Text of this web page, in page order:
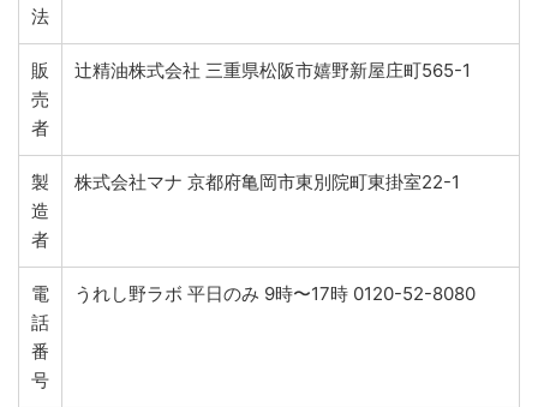
法
販
売
者
辻精油株式会社 三重県松阪市嬉野新屋庄町565-1
製
造
者
株式会社マナ 京都府亀岡市東別院町東掛室22-1
電
話
番
号
うれし野ラボ 平日のみ 9時〜17時 0120-52-8080